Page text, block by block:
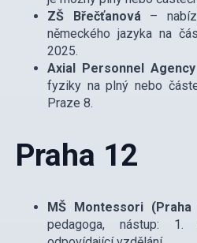
ZŠ Břečťanová –
německého jazyka na
2025.
Axial Personnel Agency
fyziky na plný nebo
Praze 8.
Praha 12
MŠ Montessori (Praha
pedagoga, nástup: 1.